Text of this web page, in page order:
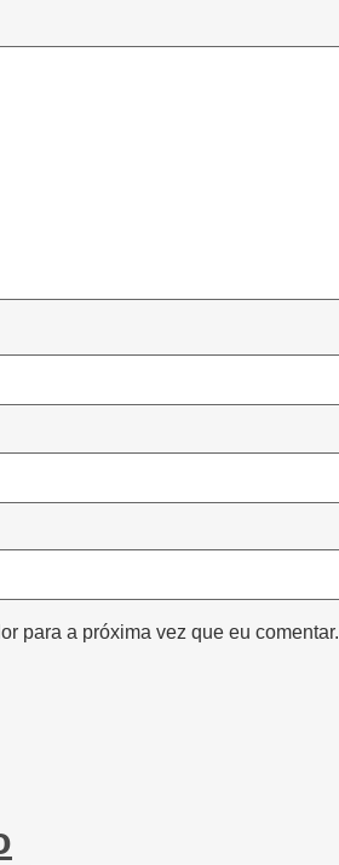
para a próxima vez que eu comentar.